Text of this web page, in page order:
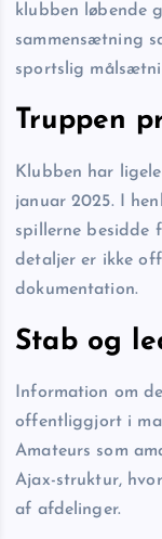
klubben løbende
sammensætning
sportslig
Truppen
Klubben har
januar 2025. I
spillerne besidde
detaljer er ikke
dokumentation.
Stab og
Information om
offentliggjort i
Amateurs som
Ajax-struktur,
af afdelinger.